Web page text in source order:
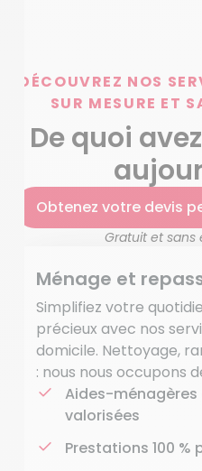
DÉCOUVREZ NOS
SUR MESURE ET
De quoi
Obtenez votre devis
Gratuit et
Ménage et
Simplifiez votre
précieux avec nos
domicile. Nettoyage,
: nous nous occupons
Aides-ménagères
valorisées
Prestations 100